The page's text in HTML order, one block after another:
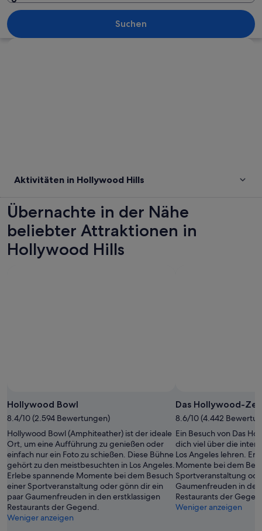
Das Hollywood-Schild auf einem
Suchen
Aktivitäten in Hollywood Hills
Übernachte in der Nähe
beliebter Attraktionen in
Hollywood Hills
Hollywood Bowl
8.4/10 (2.594 Bewertungen)
Hollywood Bowl (Amphiteather) ist der ideale
Ort, um eine Aufführung zu genießen oder
einfach nur ein Foto zu schießen. Diese Bühne
gehört zu den meistbesuchten in Los Angeles.
Erlebe spannende Momente bei dem Besuch
einer Sportveranstaltung oder gönn dir ein
paar Gaumenfreuden in den erstklassigen
Restaurants der Gegend.
Weniger anzeigen
Das Hollywood-
8.6/10 (4.442
Ein Besuch von Das
dich viel über die
Los Angeles lehren.
Momente bei dem
Sportveranstaltung
Gaumenfreuden in
Restaurants der
Weniger anzeigen